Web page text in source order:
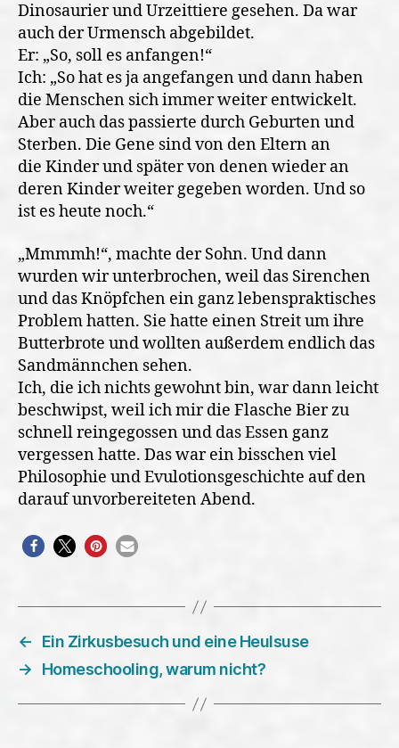
Dinosaurier und Urzeittiere gesehen. Da war
auch der Urmensch abgebildet.
Er: „So, soll es anfangen!“
Ich: „So hat es ja angefangen und dann haben
die Menschen sich immer weiter entwickelt.
Aber auch das passierte durch Geburten und
Sterben. Die Gene sind von den Eltern an
die Kinder und später von denen wieder an
deren Kinder weiter gegeben worden. Und so
ist es heute noch.“
„Mmmmh!“, machte der Sohn. Und dann
wurden wir unterbrochen, weil das Sirenchen
und das Knöpfchen ein ganz lebenspraktisches
Problem hatten. Sie hatte einen Streit um ihre
Butterbrote und wollten außerdem endlich das
Sandmännchen sehen.
Ich, die ich nichts gewohnt bin, war dann leicht
beschwipst, weil ich mir die Flasche Bier zu
schnell reingegossen und das Essen ganz
vergessen hatte. Das war ein bisschen viel
Philosophie und Evulotionsgeschichte auf den
darauf unvorbereiteten Abend.
←
Ein Zirkusbesuch und eine Heulsuse
→
Homeschooling, warum nicht?